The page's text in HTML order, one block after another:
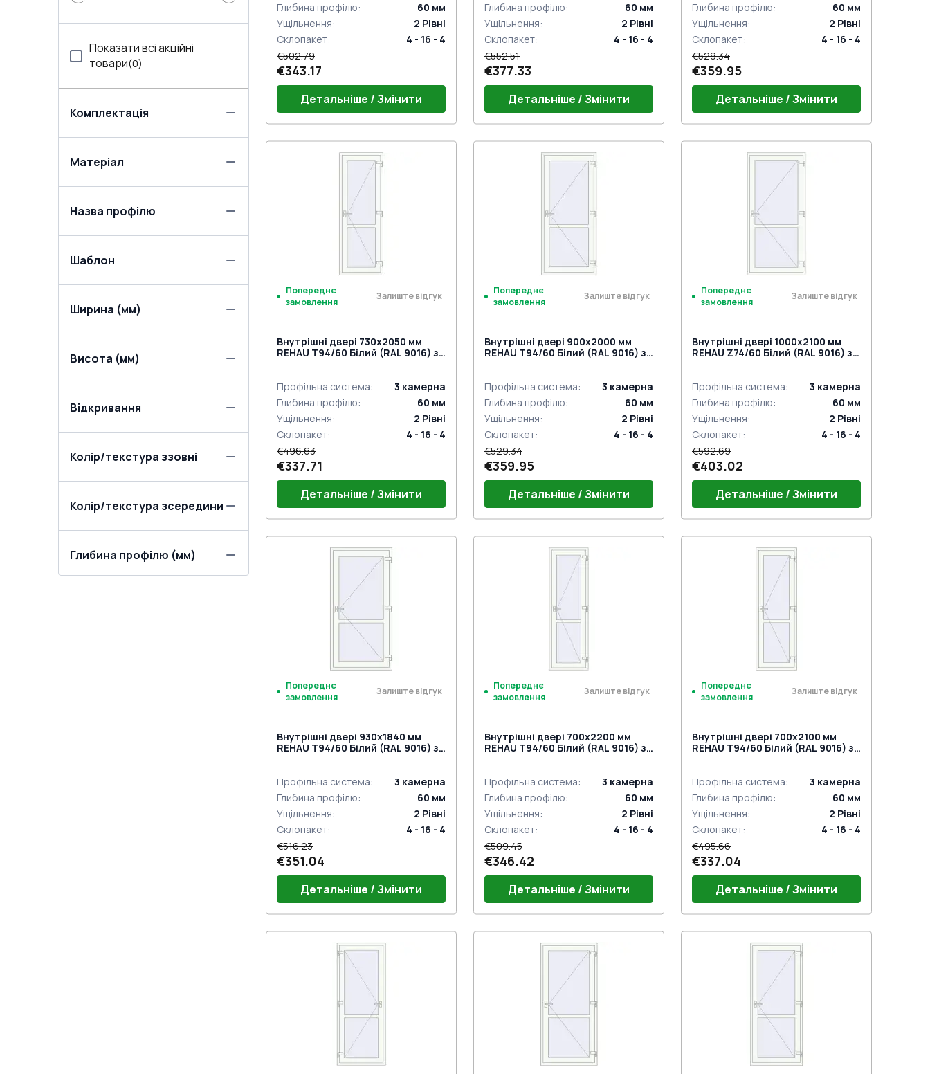
Показати всі акційні
товари(0)
Комплектація
Матеріал
Назва профілю
Шаблон
Ширина (мм)
Висота (мм)
Відкривання
Колір/текстура ззовні
Колір/текстура зсередини
Глибина профілю (мм)
Глибина профілю: 60 мм
Ущільнення: 2 Рівні
Склопакет:
4 - 16 - 4
€502.79
€343.17
Детальніше / Змінити
Поріг 24mm (E60)
Дверний гарнітур GU (білий)
Петлі віконні комплект
Замок на одну точку (ECONOMY)
під нажимну ручку
Глибина профілю: 60 мм
Ущільнення: 2 Рівні
Склопакет:
4 - 16 - 4
€552.51
€377.33
Детальніше / Змінити
Поріг 24mm (E60)
Дверний гарнітур GU (білий)
Петлі віконні комплект
Замок на одну точку (ECONOMY)
під нажимну ручку
Глибина профілю: 60 мм
Ущільнення: 2 Рівні
Склопакет:
4 - 16 - 4
€529.34
€359.95
Детальніше / Змінити
Поріг 24mm (E60)
Дверний гарнітур GU (білий)
Петлі віконні комплект
Замок на одну точку (ECONOMY)
під нажимну ручку
Попереднє
замовлення
Залиште відгук
Внутрішні двері 730x2050 мм
REHAU Т94/60 Білий (RAL 9016) з
Профільна система: 3 камерна
Глибина профілю: 60 мм
Ущільнення: 2 Рівні
Склопакет:
4 - 16 - 4
€496.63
€337.71
Детальніше / Змінити
Поріг 24mm (E60)
Дверний гарнітур GU (білий)
Петлі віконні комплект
Замок на одну точку (ECONOMY)
під нажимну ручку
Попереднє
замовлення
Залиште відгук
Внутрішні двері 900x2000 мм
REHAU Т94/60 Білий (RAL 9016) з
Профільна система: 3 камерна
Глибина профілю: 60 мм
Ущільнення: 2 Рівні
Склопакет:
4 - 16 - 4
€529.34
€359.95
Детальніше / Змінити
Поріг 24mm (E60)
Дверний гарнітур GU (білий)
Петлі віконні комплект
Замок на одну точку (ECONOMY)
під нажимну ручку
Попереднє
замовлення
Залиште відгук
Внутрішні двері 1000x2100 мм
REHAU Z74/60 Білий (RAL 9016) з
Профільна система: 3 камерна
Глибина профілю: 60 мм
Ущільнення: 2 Рівні
Склопакет:
4 - 16 - 4
€592.69
€403.02
Детальніше / Змінити
Поріг 24mm (E60)
Дверний гарнітур GU (білий)
Петлі віконні комплект
Замок на одну точку (ECONOMY)
під нажимну ручку
Попереднє
замовлення
Залиште відгук
Внутрішні двері 930x1840 мм
REHAU Т94/60 Білий (RAL 9016) з
Профільна система: 3 камерна
Глибина профілю: 60 мм
Ущільнення: 2 Рівні
Склопакет:
4 - 16 - 4
€516.23
€351.04
Детальніше / Змінити
Поріг 24mm (E60)
Дверний гарнітур GU (білий)
Петлі віконні комплект
Замок на одну точку (ECONOMY)
під нажимну ручку
Попереднє
замовлення
Залиште відгук
Внутрішні двері 700x2200 мм
REHAU Т94/60 Білий (RAL 9016) з
Профільна система: 3 камерна
Глибина профілю: 60 мм
Ущільнення: 2 Рівні
Склопакет:
4 - 16 - 4
€509.45
€346.42
Детальніше / Змінити
Поріг 24mm (E60)
Дверний гарнітур GU (білий)
Петлі віконні комплект
Замок на одну точку (ECONOMY)
під нажимну ручку
Попереднє
замовлення
Залиште відгук
Внутрішні двері 700x2100 мм
REHAU Т94/60 Білий (RAL 9016) з
Профільна система: 3 камерна
Глибина профілю: 60 мм
Ущільнення: 2 Рівні
Склопакет:
4 - 16 - 4
€495.66
€337.04
Детальніше / Змінити
Поріг 24mm (E60)
Дверний гарнітур GU (білий)
Петлі віконні комплект
Замок на одну точку (ECONOMY)
під нажимну ручку